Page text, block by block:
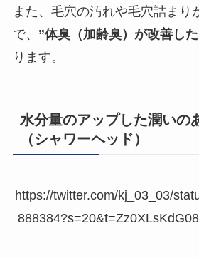
また、毛穴の汚れや毛穴詰まり
で、 ”体臭（加齢臭）が改善し
ります。
水分量のアップした潤いの
（シャワーヘッド）
https://twitter.com/kj_03_03/